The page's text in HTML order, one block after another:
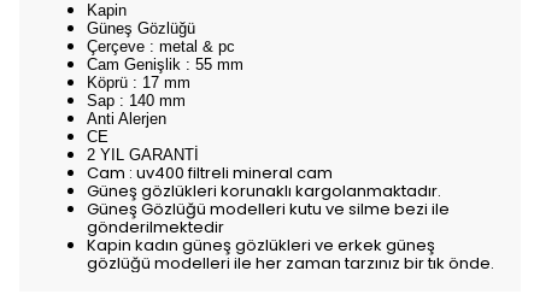
Kapin
Güneş Gözlüğü
Çerçeve : metal & pc
Cam Genişlik : 55 mm
Köprü : 17 mm
Sap : 140 mm
Anti Alerjen
CE
2 YIL GARANTİ
Cam : uv400 filtreli mineral cam
Güneş gözlükleri korunaklı kargolanmaktadır.
Güneş Gözlüğü modelleri kutu ve silme bezi ile
gönderilmektedir
Kapin kadın güneş gözlükleri ve erkek güneş
gözlüğü modelleri ile her zaman tarzınız bir tık önde.